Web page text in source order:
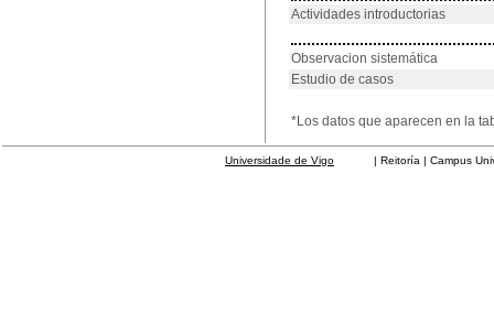
Actividades introductorias
Observacion sistemática
Estudio de casos
*Los datos que aparecen en la
Universidade de Vigo | Reitoría | Campus